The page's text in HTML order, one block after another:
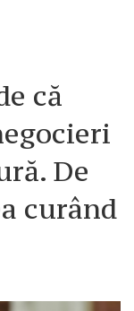
că
De
curând